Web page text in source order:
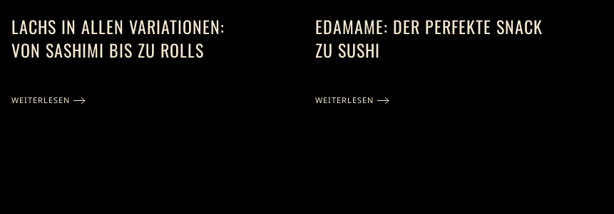
LACHS IN ALLEN VARIATIONEN:
VON SASHIMI BIS ZU ROLLS
WEITERLESEN
EDAMAME: DER PERFEKTE SNACK
ZU SUSHI
WEITERLESEN